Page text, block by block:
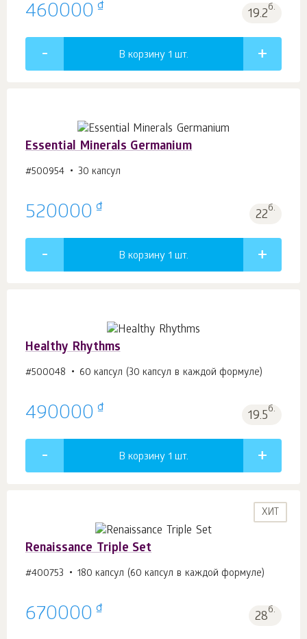
460000 ₫ 19.2б.
В корзину 1 шт.
Essential Minerals Germanium
#500954 30 капсул
520000 ₫ 22б.
В корзину 1 шт.
Healthy Rhythms
#500048 60 капсул (30 капсул в каждой формуле)
490000 ₫ 19.5б.
В корзину 1 шт.
ХИТ
Renaissance Triple Set
#400753 180 капсул (60 капсул в каждой формуле)
670000 ₫ 28б.